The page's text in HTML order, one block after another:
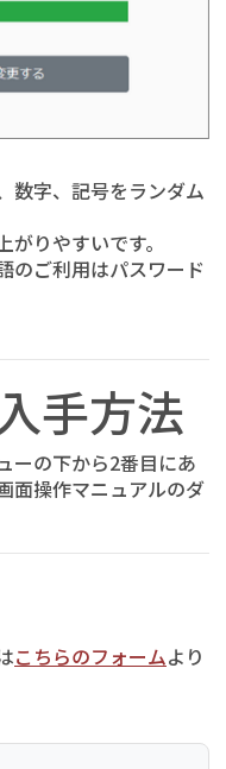
数字、記号をランダム
りやすいです。
のご利用はパスワード
手方法
ーの下から2番目にあ
面操作マニュアルのダ
こちらのフォームより